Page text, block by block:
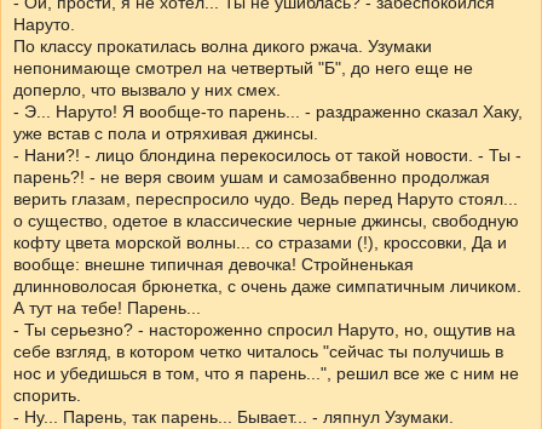
Наруто.
По классу прокатилась волна дикого ржача. Узумаки
непонимающе смотрел на четвертый "Б", до него еще не
доперло, что вызвало у них смех.
- Э... Наруто! Я вообще-то парень... - раздраженно сказал Хаку,
уже встав с пола и отряхивая джинсы.
- Нани?! - лицо блондина перекосилось от такой новости. - Ты -
парень?! - не веря своим ушам и самозабвенно продолжая
верить глазам, переспросило чудо. Ведь перед Наруто стоял...
о существо, одетое в классические черные джинсы, свободную
кофту цвета морской волны... со стразами (!), кроссовки, Да и
вообще: внешне типичная девочка! Стройненькая
длинноволосая брюнетка, с очень даже симпатичным личиком.
А тут на тебе! Парень...
- Ты серьезно? - настороженно спросил Наруто, но, ощутив на
себе взгляд, в котором четко читалось "сейчас ты получишь в
нос и убедишься в том, что я парень...", решил все же с ним не
спорить.
- Ну... Парень, так парень... Бывает... - ляпнул Узумаки.